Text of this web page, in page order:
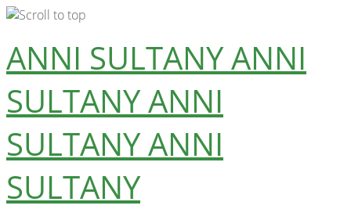
Skip
to
content
ANNI SULTANYANNI
SULTANYANNI
SULTANYANNI
SULTANY